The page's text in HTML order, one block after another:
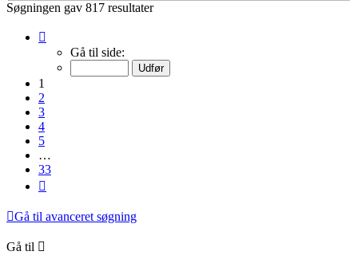
Søgningen gav 817 resultater
Gå til side:
1
2
3
4
5
…
33
Gå til avanceret søgning
Gå til